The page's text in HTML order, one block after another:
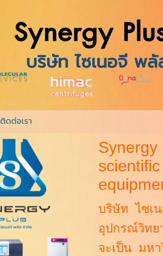
Synergy
บริษัท ไซเนอจี
ติดต่อเรา
Synergy
บริษัท ไซเ
อุปกรณ์วิทย
จะเป็น มห